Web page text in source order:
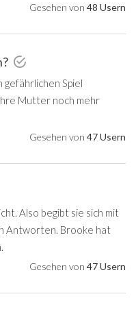
Gesehen von 48 Usern
Spiel
Mutter noch mehr
Gesehen von 47 Usern
Also begibt sie sich mit
Antworten. Brooke hat
Gesehen von 47 Usern